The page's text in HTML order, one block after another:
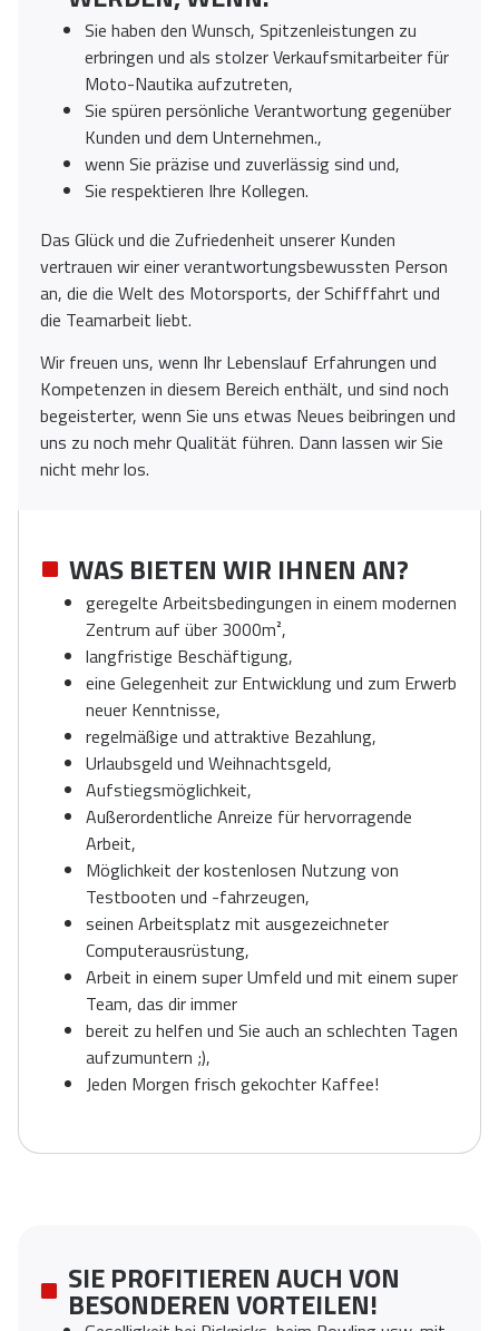
WAS BIETEN WIR IHNEN AN?
geregelte Arbeitsbedingungen in einem modernen
Zentrum auf über 3000m²,
langfristige Beschäftigung,
eine Gelegenheit zur Entwicklung und zum Erwerb
neuer Kenntnisse,
regelmäßige und attraktive Bezahlung,
Urlaubsgeld und Weihnachtsgeld,
Aufstiegsmöglichkeit,
Außerordentliche Anreize für hervorragende
Arbeit,
Möglichkeit der kostenlosen Nutzung von
Testbooten und -fahrzeugen,
seinen Arbeitsplatz mit ausgezeichneter
Computerausrüstung,
Arbeit in einem super Umfeld und mit einem super
Team, das dir immer
bereit zu helfen und Sie auch an schlechten Tagen
aufzumuntern ;),
Jeden Morgen frisch gekochter Kaffee!
Sie haben den Wunsch, Spitzenleistungen zu
erbringen und als stolzer Verkaufsmitarbeiter für
Moto-Nautika aufzutreten,
Sie spüren persönliche Verantwortung gegenüber
Kunden und dem Unternehmen.,
wenn Sie präzise und zuverlässig sind und,
Sie respektieren Ihre Kollegen.
Das Glück und die Zufriedenheit unserer Kunden
vertrauen wir einer verantwortungsbewussten Person
an, die die Welt des Motorsports, der Schifffahrt und
die Teamarbeit liebt.
Wir freuen uns, wenn Ihr Lebenslauf Erfahrungen und
Kompetenzen in diesem Bereich enthält, und sind noch
begeisterter, wenn Sie uns etwas Neues beibringen und
uns zu noch mehr Qualität führen. Dann lassen wir Sie
nicht mehr los.
SIE PROFITIEREN AUCH VON
BESONDEREN VORTEILEN!